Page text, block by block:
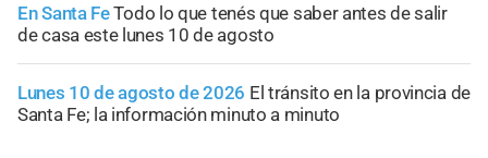
En Santa FeTodo lo que tenés que saber antes de salir
de casa este lunes 10 de agosto
Lunes 10 de agosto de 2026 El tránsito en la provincia de
Santa Fe; la información minuto a minuto